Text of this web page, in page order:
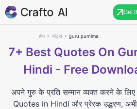
Get
होम > कोट्स > guru purnima
7+ Best Quotes On
Hindi - Free
अपने गुरु के प्रति सम्मान व्यक्त करने के
Quotes in Hindi और प्रेरक उद्धरण,